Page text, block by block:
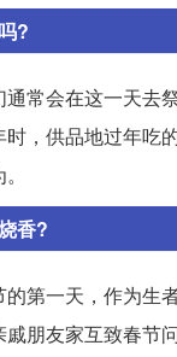
?
常会在这一天去
，供品地过年吃
香?
第一天，作为生
朋友家互致春节